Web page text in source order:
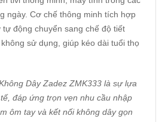
ngày. Cơ chế thông minh tích hợp
động chuyển sang chế độ tiết
sử dụng, giúp kéo dài tuổi thọ
Dây Zadez ZMK333 là sự lựa
đáp ứng trọn vẹn nhu cầu nhập
ôm tay và kết nối không dây gọn